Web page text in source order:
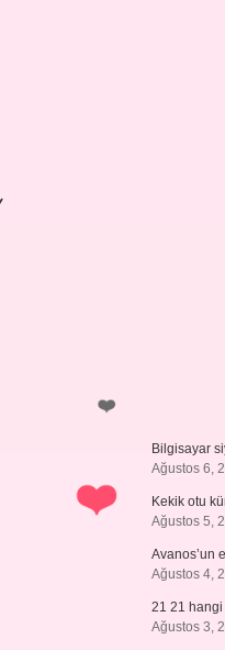
Bilgisayar
Ağustos 6,
Kekik otu
Ağustos 5,
Avanos’un
Ağustos 4,
21 21 hangi
Ağustos 3,